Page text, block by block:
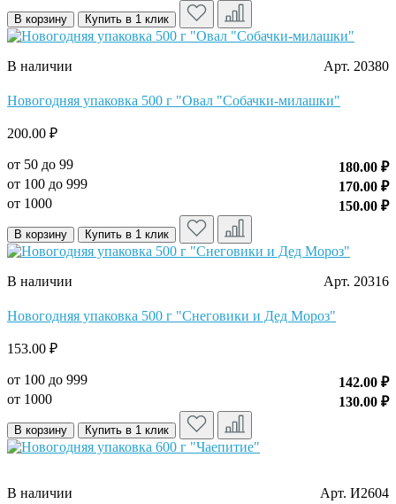
В корзину Купить в 1 клик
В наличии Арт. 20380
Новогодняя упаковка 500 г "Овал "Собачки-милашки"
200.00 ₽
от 50 до 99
180.00 ₽
от 100 до 999
170.00 ₽
от 1000
150.00 ₽
В корзину Купить в 1 клик
В наличии Арт. 20316
Новогодняя упаковка 500 г "Снеговики и Дед Мороз"
153.00 ₽
от 100 до 999
142.00 ₽
от 1000
130.00 ₽
В корзину Купить в 1 клик
В наличии Арт. И2604